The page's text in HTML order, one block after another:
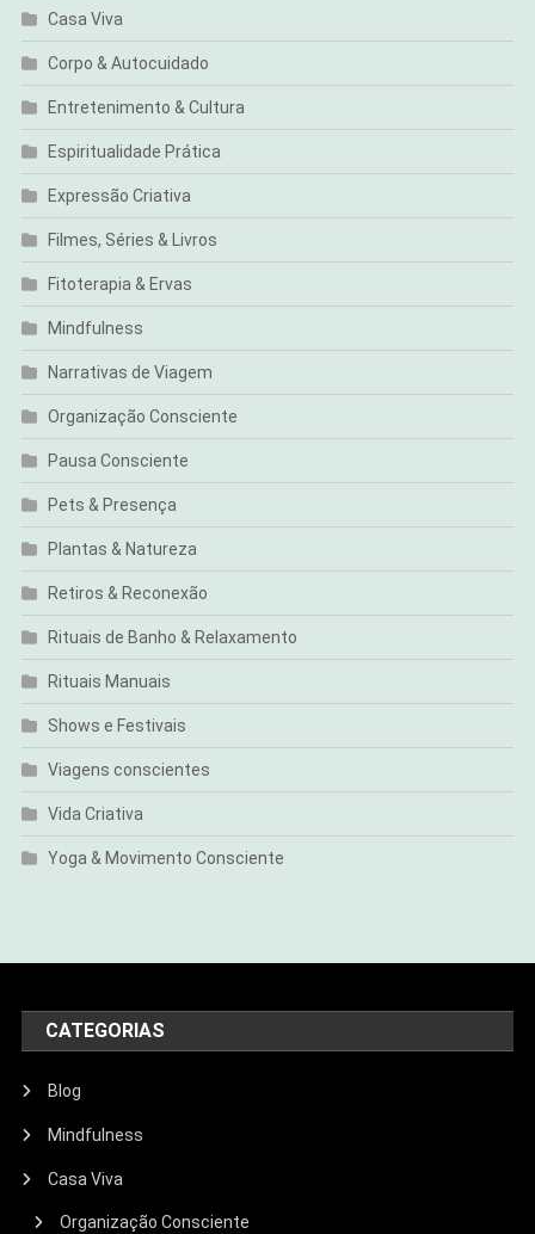
Casa Viva
Corpo & Autocuidado
Entretenimento & Cultura
Espiritualidade Prática
Expressão Criativa
Filmes, Séries & Livros
Fitoterapia & Ervas
Mindfulness
Narrativas de Viagem
Organização Consciente
Pausa Consciente
Pets & Presença
Plantas & Natureza
Retiros & Reconexão
Rituais de Banho & Relaxamento
Rituais Manuais
Shows e Festivais
Viagens conscientes
Vida Criativa
Yoga & Movimento Consciente
CATEGORIAS
Blog
Mindfulness
Casa Viva
Organização Consciente